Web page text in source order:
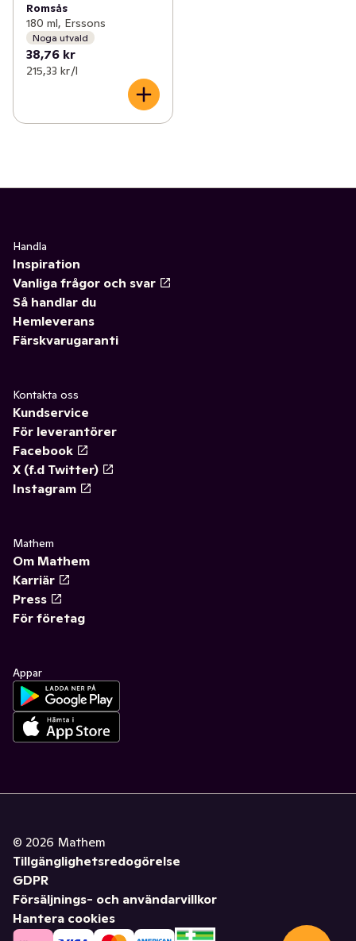
Romsås
180 ml, Erssons
Noga utvald
38,76 kr
215,33 kr /l
Handla
Inspiration
Vanliga frågor och svar
Så handlar du
Hemleverans
Färskvarugaranti
Kontakta oss
Kundservice
För leverantörer
Facebook
X (f.d Twitter)
Instagram
Mathem
Om Mathem
Karriär
Press
För företag
Appar
© 2026 Mathem
Tillgänglighetsredogörelse
GDPR
Försäljnings- och användarvillkor
Hantera cookies